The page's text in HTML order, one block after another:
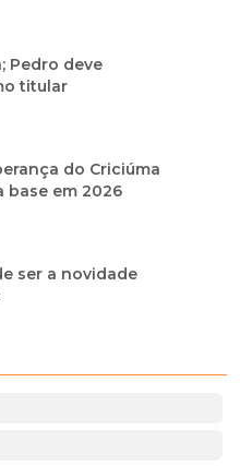
Pedro deve
titular
do Criciúma
base em 2026
ser a novidade